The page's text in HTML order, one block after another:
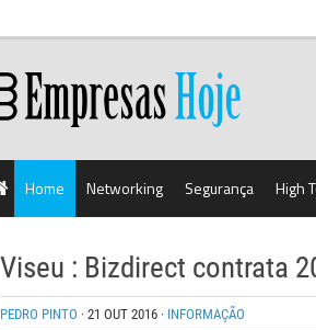
Home Networking Segurança High
Viseu : Bizdirect contrata
PEDRO PINTO · 21 OUT 2016 · INFORMAÇÃO